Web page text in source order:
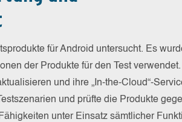
für Android untersucht. Es
der Produkte für den Test
und ihre „In-the-Cloud“-
und prüfte die Produkte
unter Einsatz sämtlicher